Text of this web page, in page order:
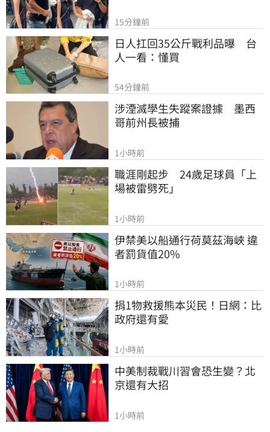
15分鐘前
日人扛回35公斤戰利品曝　台
人一看：懂買
54分鐘前
涉湮滅學生失蹤案證據　墨西
哥前州長被捕
1小時前
職涯剛起步　24歲足球員「上
場被雷劈死」
1小時前
伊禁美以船通行荷莫茲海峽 違
者罰貨值20%
1小時前
捐1物救援熊本災民！日網：比
政府還有愛
1小時前
中美制裁戰川習會恐生變？北
京還有大招
1小時前